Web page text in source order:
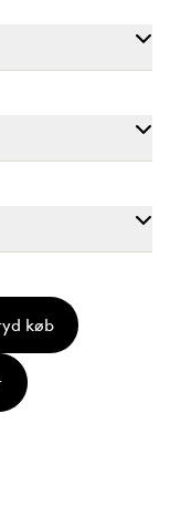
køb